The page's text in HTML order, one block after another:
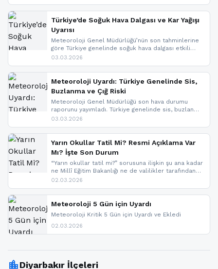
ise çığ tehlikesi bulunuyor. İç kesimlerde sis ve pus
nedeniyle görüş mesafesinde azalma
yaşanabileceği belirtiliyor.
Türkiye’de Soğuk Hava Dalgası ve Kar Yağışı
Uyarısı
Meteoroloji Genel Müdürlüğü’nün son tahminlerine
göre Türkiye genelinde soğuk hava dalgası etkili
oluyor. Birçok il için kar yağışı ve buzlanma uyarısı
03.03.2026
Meteoroloji Uyardı: Türkiye Genelinde Sis,
Buzlanma ve Çığ Riski
Meteoroloji Genel Müdürlüğü son hava durumu
raporunu yayımladı. Türkiye genelinde sis, buzlanma
ve don beklenirken Doğu Anadolu ve Doğu
yapıldı. İşte son dakika meteoroloji gelişmeleri.
03.03.2026
Yarın Okullar Tatil Mi? Resmi Açıklama Var
Mı? İşte Son Durum
“Yarın okullar tatil mi?” sorusuna ilişkin şu ana kadar
ne Millî Eğitim Bakanlığı ne de valilikler tarafından
yapılmış resmi bir tatil açıklaması bulunmamaktadır.
paylaşacağız. En hızlı şekilde haberdar olmak için
sitemizi takip edebilir ve bildirimleri açabilirsiniz.
02.03.2026
Meteoroloji 5 Gün için Uyardı
Meteoroloji Kritik 5 Gün için Uyardı ve Ekledi
02.03.2026
location_cityDiyarbakır İlçeleri